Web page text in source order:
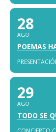
28
AGO
POEMAS
29
AGO
TODO SE